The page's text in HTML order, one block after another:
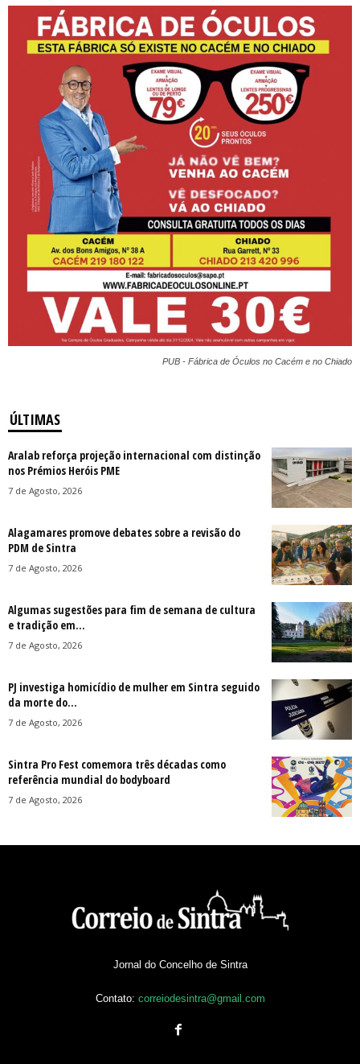
PUB - Fábrica de Óculos no Cacém e no Chiado
ÚLTIMAS
Aralab reforça projeção internacional com distinção
nos Prémios Heróis PME
7 de Agosto, 2026
Alagamares promove debates sobre a revisão do
PDM de Sintra
7 de Agosto, 2026
Algumas sugestões para fim de semana de cultura
e tradição em...
7 de Agosto, 2026
PJ investiga homicídio de mulher em Sintra seguido
da morte do...
7 de Agosto, 2026
Sintra Pro Fest comemora três décadas como
referência mundial do bodyboard
7 de Agosto, 2026
Jornal do Concelho de Sintra
Contato: correiodesintra@gmail.com